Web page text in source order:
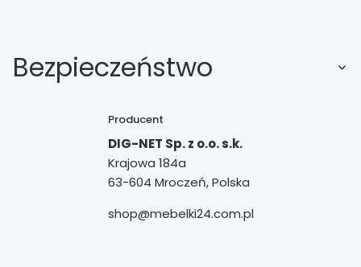
Bezpieczeństwo
Producent
DIG-NET Sp. z o.o. s.k.
Krajowa 184a
63-604 Mroczeń, Polska
shop@mebelki24.com.pl